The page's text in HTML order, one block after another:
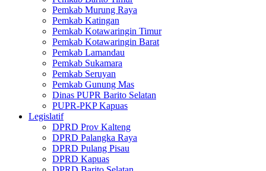
Pemkab Murung Raya
Pemkab Katingan
Pemkab Kotawaringin Timur
Pemkab Kotawaringin Barat
Pemkab Lamandau
Pemkab Sukamara
Pemkab Seruyan
Pemkab Gunung Mas
Dinas PUPR Barito Selatan
PUPR-PKP Kapuas
Legislatif
DPRD Prov Kalteng
DPRD Palangka Raya
DPRD Pulang Pisau
DPRD Kapuas